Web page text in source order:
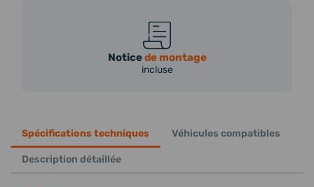
Noticede montage
incluse
Spécifications techniques Véhicules compatibles
Description détaillée